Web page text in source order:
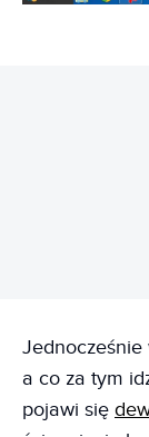
a co za tym
pojawi się